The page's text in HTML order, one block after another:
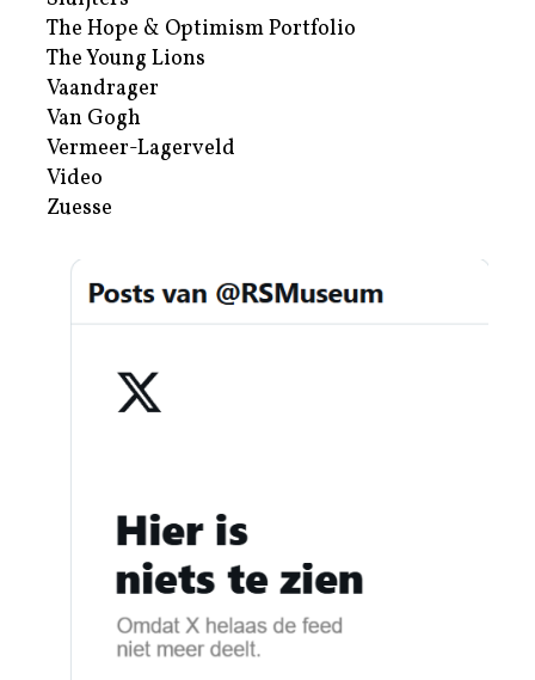
The Hope & Optimism Portfolio
The Young Lions
Vaandrager
Van Gogh
Vermeer-Lagerveld
Video
Zuesse